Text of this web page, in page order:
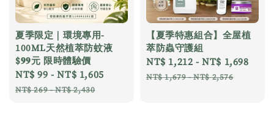
夏季限定｜環境專用-
100ML天然植萃防蚊液
$𝟗𝟗元 限時體驗價
Sale
price
NT$ 99 -NT$ 1,605
NT$ 269-NT$ 2,430
【夏季特惠組合】全屋植
萃防蟲守護組
Sale
price
NT$ 1,212 -NT$ 1,698
NT$ 1,679-NT$ 2,576